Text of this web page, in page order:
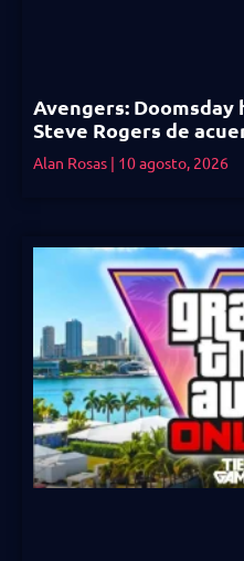
Avengers: Doomsday
Steve Rogers de
Alan Rosas 10 agosto, 2026